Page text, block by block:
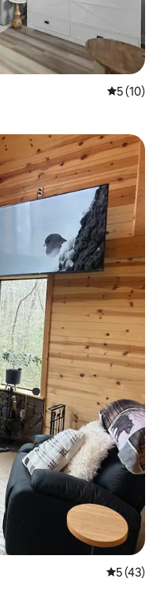
5 av 5 i
5 (10)
5 av 5 i
5 (43)